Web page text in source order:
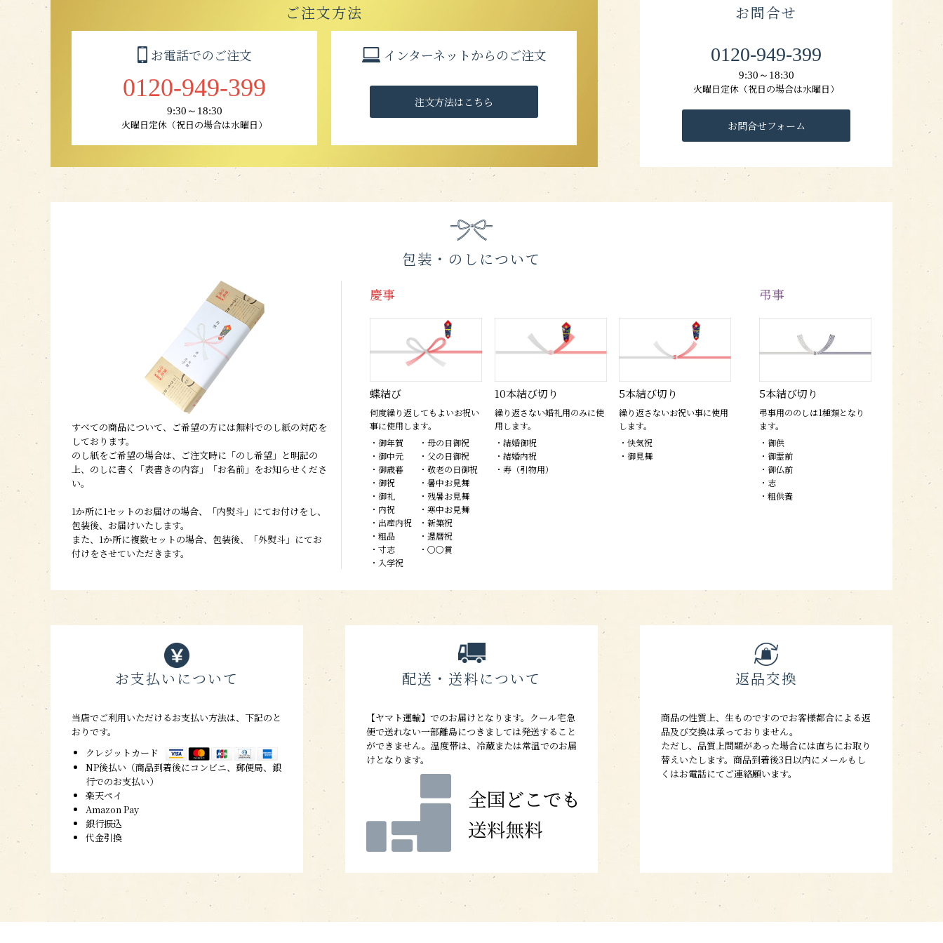
ご注文方法
お電話でのご注文
0120-949-399
9:30～18:30
火曜日定休（祝日の場合は水曜日）
インターネットからのご注文
注文方法はこちら
お問合せ
0120-949-399
9:30～18:30
火曜日定休（祝日の場合は水曜日）
お問合せフォーム
包装・のしについて
すべての商品について、ご希望の方には無料でのし紙の対応を
しております。
のし紙をご希望の場合は、ご注文時に「のし希望」と明記の
上、のしに書く「表書きの内容」「お名前」をお知らせくださ
い。
1か所に1セットのお届けの場合、「内熨斗」にてお付けをし、
包装後、お届けいたします。
また、1か所に複数セットの場合、包装後、「外熨斗」にてお
付けをさせていただきます。
慶事
蝶結び
何度繰り返してもよいお祝い
事に使用します。
・御年賀
・御中元
・御歳暮
・御祝
・御礼
・内祝
・出産内祝
・粗品
・寸志
・入学祝
・母の日御祝
・父の日御祝
・敬老の日御祝
・暑中お見舞
・残暑お見舞
・寒中お見舞
・新築祝
・還暦祝
・〇〇賞
10本結び切り
繰り返さない婚礼用のみに使
用します。
・結婚御祝
・結婚内祝
・寿（引物用）
5本結び切り
繰り返さないお祝い事に使用
します。
・快気祝
・御見舞
弔事
5本結び切り
弔事用ののしは1種類となり
ます。
・御供
・御霊前
・御仏前
・志
・粗供養
お支払いについて
当店でご利用いただけるお支払い方法は、下記のと
おりです。
クレジットカード
NP後払い（商品到着後にコンビニ、郵便局、銀
行でのお支払い）
楽天ペイ
Amazon Pay
銀行振込
代金引換
配送・送料について
【ヤマト運輸】でのお届けとなります。クール宅急
便で送れない一部離島につきましては発送すること
ができません。温度帯は、冷蔵または常温でのお届
けとなります。
返品交換
商品の性質上、生ものですのでお客様都合による返
品及び交換は承っておりません。
ただし、品質上問題があった場合には直ちにお取り
替えいたします。商品到着後3日以内にメールもし
くはお電話にてご連絡願います。